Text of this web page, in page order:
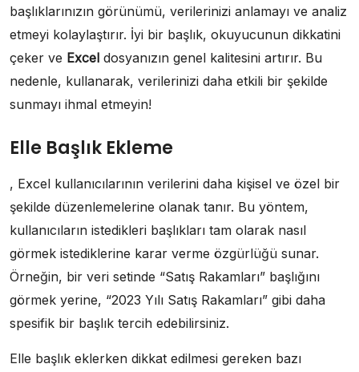
başlıklarınızın görünümü, verilerinizi anlamayı ve analiz
etmeyi kolaylaştırır. İyi bir başlık, okuyucunun dikkatini
çeker ve Excel dosyanızın genel kalitesini artırır. Bu
nedenle, kullanarak, verilerinizi daha etkili bir şekilde
sunmayı ihmal etmeyin!
Elle Başlık Ekleme
, Excel kullanıcılarının verilerini daha kişisel ve özel bir
şekilde düzenlemelerine olanak tanır. Bu yöntem,
kullanıcıların istedikleri başlıkları tam olarak nasıl
görmek istediklerine karar verme özgürlüğü sunar.
Örneğin, bir veri setinde “Satış Rakamları” başlığını
görmek yerine, “2023 Yılı Satış Rakamları” gibi daha
spesifik bir başlık tercih edebilirsiniz.
Elle başlık eklerken dikkat edilmesi gereken bazı